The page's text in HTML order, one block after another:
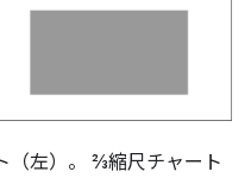
（左）。 ⅔縮尺チャート